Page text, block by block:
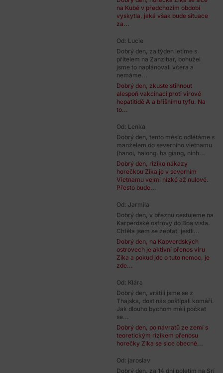
na Kubě v předchozím období
vyskytla, jaká však bude situace
za...
Od: Lucie
Dobrý den, za týden letíme s
přítelem na Zanzibar, bohužel
jsme to naplánovali včera a
nemáme...
Dobrý den, zkuste stihnout
alespoň vakcinaci proti virové
hepatitidě A a břišnímu tyfu. Na
to...
Od: Lenka
Dobrý den, tento měsíc odlétáme s
manželem do severního vietnamu
(hanoi, halong, ha giang, ninh...
Dobrý den, riziko nákazy
horečkou Zika je v severním
Vietnamu velmi nízké až nulové.
Přesto bude...
Od: Jarmila
Dobrý den, v březnu cestujeme na
Karperdské ostrovy do Boa vista.
Chtěla jsem se zeptat, jestli...
Dobrý den, na Kapverdských
ostrovech je aktivní přenos viru
Zika a pokud jde o tuto nemoc, je
zde...
Od: Klára
Dobrý den, vrátili jsme se z
Thajska, dost nás poštípali komáři.
Jak dlouho bychom měli počkat
se...
Dobrý den, po návratů ze zemí s
teoretickým rizikem přenosu
horečky Zika se sice obecně...
Od: jaroslav
Dobrý den, za 14 dní poletím na Srí